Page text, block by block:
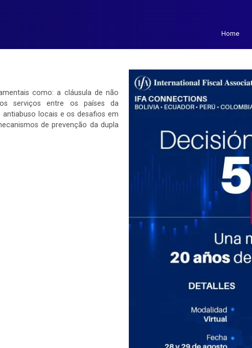
Home
como: a cláusula de não
serviços entre os países da
locais e os desafios em
de prevenção da dupla